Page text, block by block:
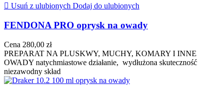
 Usuń z ulubionych Dodaj do ulubionych
FENDONA PRO oprysk na owady
Cena 280,00 zł
PREPARAT NA PLUSKWY, MUCHY, KOMARY I INNE
OWADY natychmiastowe działanie, wydłużona skuteczność
niezawodny skład